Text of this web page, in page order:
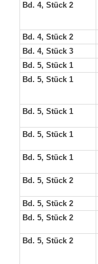
Bd. 4, Stück 2
Bd. 4, Stück 2
Bd. 4, Stück 3
Bd. 5, Stück 1
Bd. 5, Stück 1
Bd. 5, Stück 1
Bd. 5, Stück 1
Bd. 5, Stück 1
Bd. 5, Stück 2
Bd. 5, Stück 2
Bd. 5, Stück 2
Bd. 5, Stück 2